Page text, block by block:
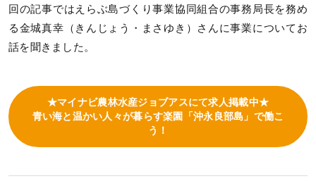
回の記事ではえらぶ島づくり事業協同組合の事務局長を務め
る金城真幸（きんじょう・まさゆき）さんに事業についてお
話を聞きました。
★マイナビ農林水産ジョブアスにて求人掲載中★
青い海と温かい人々が暮らす楽園「沖永良部島」で働こ
う！